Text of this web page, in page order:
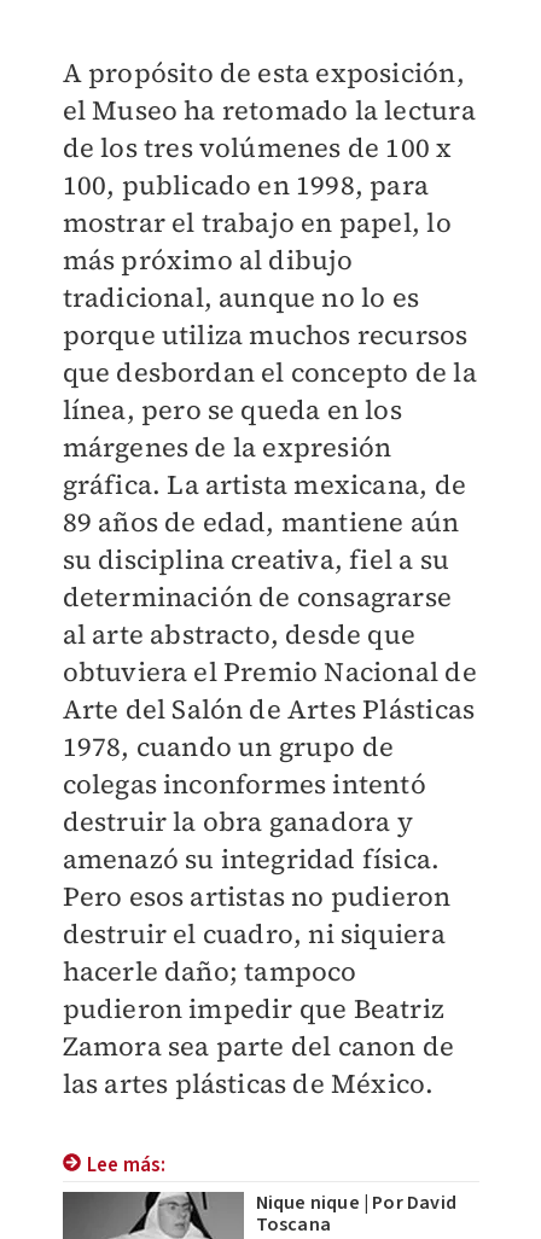
A propósito de esta exposición,
el Museo ha retomado la lectura
de los tres volúmenes de 100 x
100, publicado en 1998, para
mostrar el trabajo en papel, lo
más próximo al dibujo
tradicional, aunque no lo es
porque utiliza muchos recursos
que desbordan el concepto de la
línea, pero se queda en los
márgenes de la expresión
gráfica. La artista mexicana, de
89 años de edad, mantiene aún
su disciplina creativa, fiel a su
determinación de consagrarse
al arte abstracto, desde que
obtuviera el Premio Nacional de
Arte del Salón de Artes Plásticas
1978, cuando un grupo de
colegas inconformes intentó
destruir la obra ganadora y
amenazó su integridad física.
Pero esos artistas no pudieron
destruir el cuadro, ni siquiera
hacerle daño; tampoco
pudieron impedir que Beatriz
Zamora sea parte del canon de
las artes plásticas de México.
Lee más:
Nique nique | Por David
Toscana